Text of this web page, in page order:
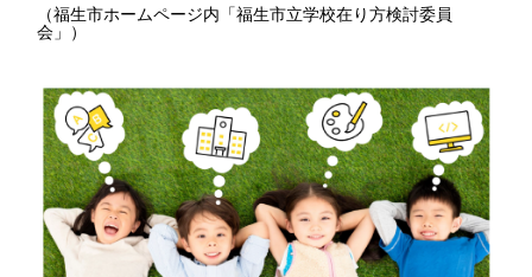
（福生市ホームページ内「福生市立学校在り方検討委員
会」）